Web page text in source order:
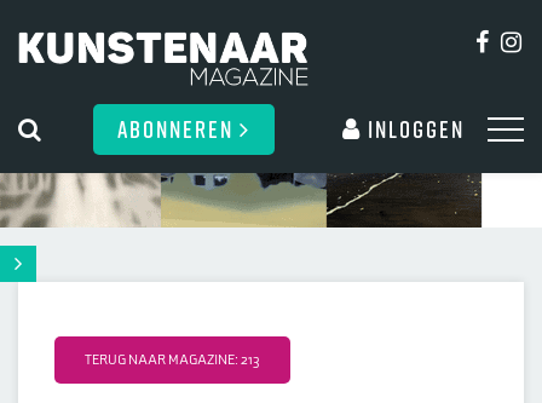
ABONNEREN Inloggen
TERUG NAAR MAGAZINE: 213